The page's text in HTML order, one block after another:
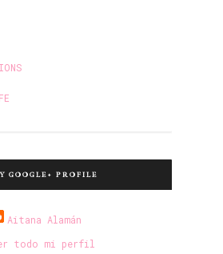
GOOGLE+ PROFILE
Aitana Alamán
todo mi perfil